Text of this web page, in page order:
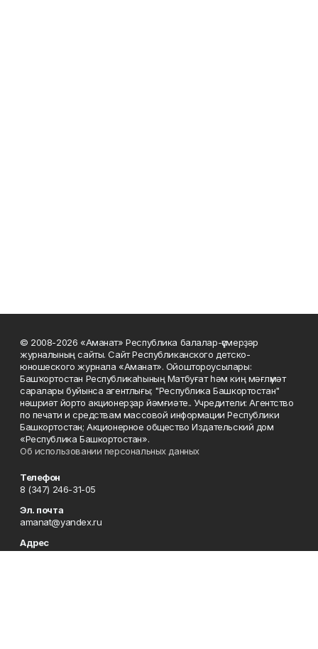
© 2008-2026 «Аманат» Республика балалар-үҫмерҙәр
журналының сайты. Сайт Республиканского детско-
юношеского журнала «Аманат». Ойоштороусылары:
Башҡортостан Республикаһының Матбуғат һәм киң мәғлүмәт
саралары буйынса агентлығы; "Республика Башкортостан"
нәшриәт йорто акционерҙар йәмғиәте.. Учредители: Агентство
по печати и средствам массовой информации Республики
Башкортостан; Акционерное общество Издательский дом
«Республика Башкортостан».
Об использовании персональных данных
Телефон
8 (347) 246-31-05
Эл. почта
amanat@yandex.ru
Адрес
450079, Республика Башкортостан, г. Уфа, ул. 50-летия